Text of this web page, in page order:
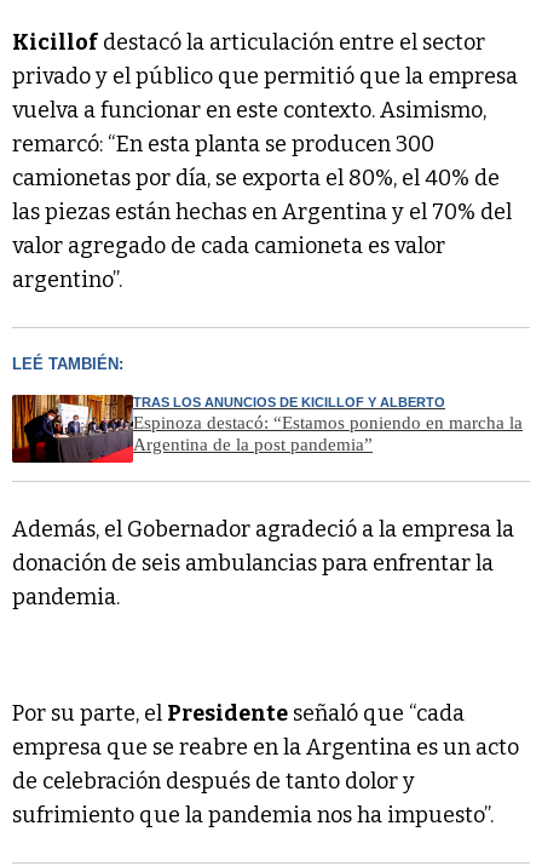
Kicillofdestacó la articulación entre el sector
privado y el público que permitió que la empresa
vuelva a funcionar en este contexto. Asimismo,
remarcó: “En esta planta se producen 300
camionetas por día, se exporta el 80%, el 40% de
las piezas están hechas en Argentina y el 70% del
valor agregado de cada camioneta es valor
argentino”.
LEÉ TAMBIÉN:
TRAS LOS ANUNCIOS DE KICILLOF Y ALBERTO
Espinoza destacó: “Estamos poniendo en marcha la
Argentina de la post pandemia”
Además, el Gobernador agradeció a la empresa la
donación de seis ambulancias para enfrentar la
pandemia.
Por su parte, el Presidente señaló que “cada
empresa que se reabre en la Argentina es un acto
de celebración después de tanto dolor y
sufrimiento que la pandemia nos ha impuesto”.